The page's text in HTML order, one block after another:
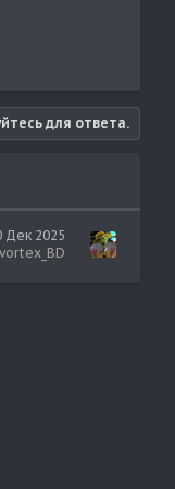
для ответа.
Дек 2025